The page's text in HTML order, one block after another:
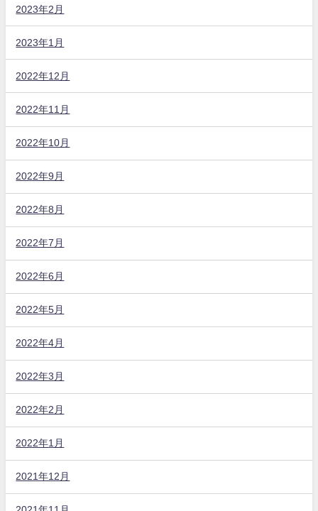
2023年2月
2023年1月
2022年12月
2022年11月
2022年10月
2022年9月
2022年8月
2022年7月
2022年6月
2022年5月
2022年4月
2022年3月
2022年2月
2022年1月
2021年12月